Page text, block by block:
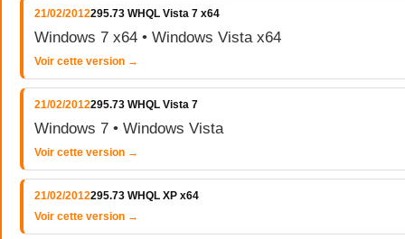
21/02/2012295.73 WHQL Vista 7 x64
Windows 7 x64 • Windows Vista x64
Voir cette version →
21/02/2012295.73 WHQL Vista 7
Windows 7 • Windows Vista
Voir cette version →
21/02/2012295.73 WHQL XP x64
Voir cette version →